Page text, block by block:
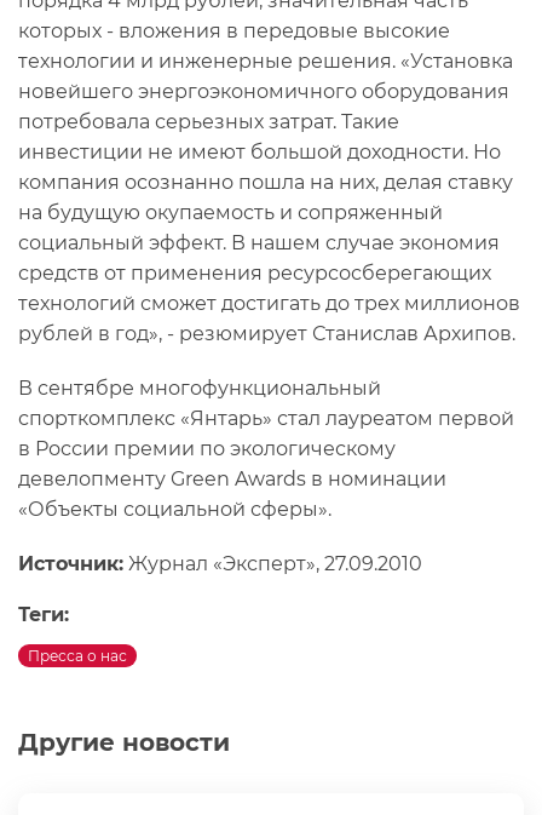
Другие новости
которых - вложения в передовые высокие
технологии и инженерные решения. «Установка
новейшего энергоэкономичного оборудования
потребовала серьезных затрат. Такие
инвестиции не имеют большой доходности. Но
компания осознанно пошла на них, делая ставку
на будущую окупаемость и сопряженный
социальный эффект. В нашем случае экономия
средств от применения ресурсосберегающих
технологий сможет достигать до трех миллионов
рублей в год», - резюмирует Станислав Архипов.
В сентябре многофункциональный
спорткомплекс «Янтарь» стал лауреатом первой
в России премии по экологическому
девелопменту Green Awards в номинации
«Объекты социальной сферы».
Источник: Журнал «Эксперт», 27.09.2010
Теги:
Пресса о нас